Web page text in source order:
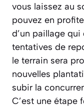
vous laissez au
pouvez en
d’un paillage
tentatives de
le terrain sera
nouvelles
subir la
C’est une étape